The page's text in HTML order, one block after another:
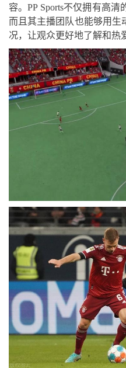
容。PP Sports不仅拥有高清
而且其主播团队也能够用生
况，让观众更好地了解和热